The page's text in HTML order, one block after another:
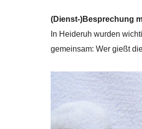
(Dienst-)Besprechung
In Heideruh wurden
gemeinsam: Wer gießt